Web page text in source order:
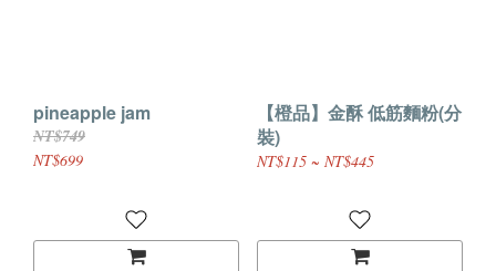
pineapple jam
NT$749
NT$699
【橙品】金酥 低筋麵粉(分
裝)
NT$115 ~ NT$445